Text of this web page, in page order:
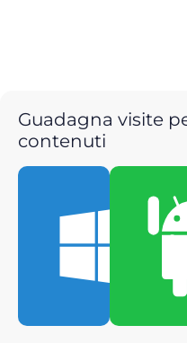
Guadagna visite
contenuti